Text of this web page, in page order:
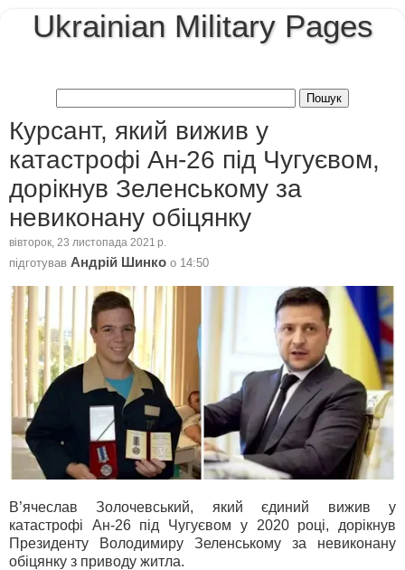
Ukrainian Military Pages
Курсант, який вижив у
катастрофі Ан-26 під Чугуєвом,
дорікнув Зеленському за
невиконану обіцянку
вівторок, 23 листопада 2021 р.
підготував Андрій Шинко о 14:50
В’ячеслав Золочевський, який єдиний вижив у
катастрофі Ан-26 під Чугуєвом у 2020 році, дорікнув
Президенту Володимиру Зеленському за невиконану
обіцянку з приводу житла.